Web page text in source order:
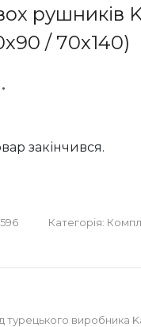
рушників
/ 70х140)
закінчився.
Категорія:
турецького виробника